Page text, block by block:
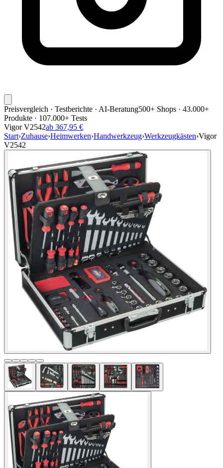
Preisvergleich · Testberichte · AI-Beratung500+ Shops · 43.000+
Produkte · 107.000+ Tests
Vigor V2542ab 367,95 €
Start›Zuhause›Heimwerken›Handwerkzeug›Werkzeugkästen›Vigor
V2542